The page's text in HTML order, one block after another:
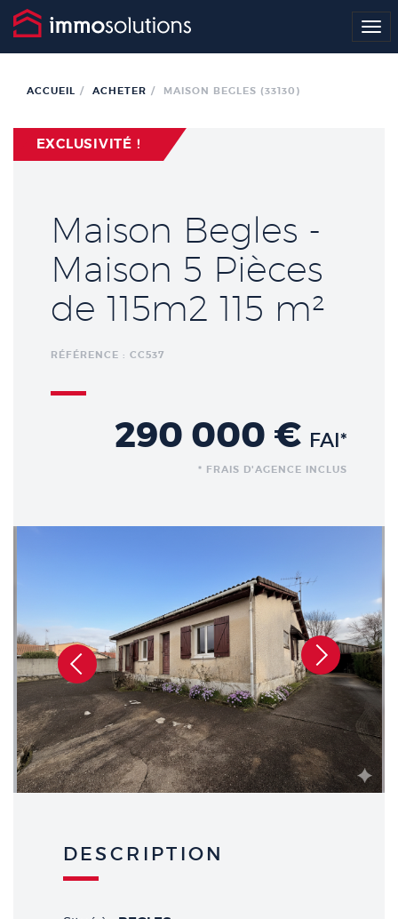
ACCUEIL ACHETER MAISON BEGLES (33130)
EXCLUSIVITÉ !
Maison Begles -
Maison 5 Pièces
de 115m2 115 m²
RÉFÉRENCE : CC537
290 000 € FAI*
* FRAIS D'AGENCE INCLUS
Précédent
Suivant
DESCRIPTION